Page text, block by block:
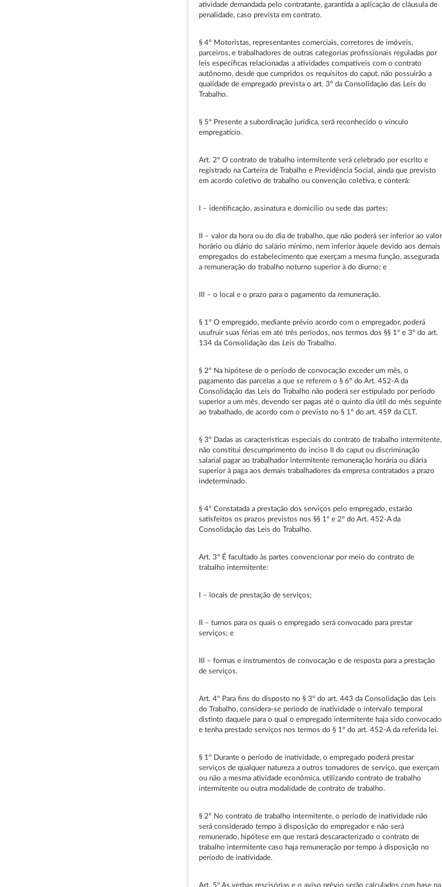
atividade demandada pelo contratante, garantida a aplicação de cláusula de
penalidade, caso prevista em contrato.
§ 4º Motoristas, representantes comerciais, corretores de imóveis,
parceiros, e trabalhadores de outras categorias profissionais reguladas por
leis específicas relacionadas a atividades compatíveis com o contrato
autônomo, desde que cumpridos os requisitos do caput, não possuirão a
qualidade de empregado prevista o art. 3º da Consolidação das Leis do
Trabalho.
§ 5º Presente a subordinação jurídica, será reconhecido o vínculo
empregatício.
Art. 2º O contrato de trabalho intermitente será celebrado por escrito e
registrado na Carteira de Trabalho e Previdência Social, ainda que previsto
em acordo coletivo de trabalho ou convenção coletiva, e conterá:
I – identificação, assinatura e domicílio ou sede das partes;
II – valor da hora ou do dia de trabalho, que não poderá ser inferior ao valor
horário ou diário do salário mínimo, nem inferior àquele devido aos demais
empregados do estabelecimento que exerçam a mesma função, assegurada
a remuneração do trabalho noturno superior à do diurno; e
III – o local e o prazo para o pagamento da remuneração.
§ 1º O empregado, mediante prévio acordo com o empregador, poderá
usufruir suas férias em até três períodos, nos termos dos §§ 1º e 3º do art.
134 da Consolidação das Leis do Trabalho.
§ 2º Na hipótese de o período de convocação exceder um mês, o
pagamento das parcelas a que se referem o § 6º do Art. 452-A da
Consolidação das Leis do Trabalho não poderá ser estipulado por período
superior a um mês, devendo ser pagas até o quinto dia útil do mês seguinte
ao trabalhado, de acordo com o previsto no § 1º do art. 459 da CLT.
§ 3º Dadas as características especiais do contrato de trabalho intermitente,
não constitui descumprimento do inciso II do caput ou discriminação
salarial pagar ao trabalhador intermitente remuneração horária ou diária
superior à paga aos demais trabalhadores da empresa contratados a prazo
indeterminado.
§ 4º Constatada a prestação dos serviços pelo empregado, estarão
satisfeitos os prazos previstos nos §§ 1º e 2º do Art. 452-A da
Consolidação das Leis do Trabalho.
Art. 3º É facultado às partes convencionar por meio do contrato de
trabalho intermitente:
I – locais de prestação de serviços;
II – turnos para os quais o empregado será convocado para prestar
serviços; e
III – formas e instrumentos de convocação e de resposta para a prestação
de serviços.
Art. 4º Para fins do disposto no § 3º do art. 443 da Consolidação das Leis
do Trabalho, considera-se período de inatividade o intervalo temporal
distinto daquele para o qual o empregado intermitente haja sido convocado
e tenha prestado serviços nos termos do § 1º do art. 452-A da referida lei.
§ 1º Durante o período de inatividade, o empregado poderá prestar
serviços de qualquer natureza a outros tomadores de serviço, que exerçam
ou não a mesma atividade econômica, utilizando contrato de trabalho
intermitente ou outra modalidade de contrato de trabalho.
§ 2º No contrato de trabalho intermitente, o período de inatividade não
será considerado tempo à disposição do empregador e não será
remunerado, hipótese em que restará descaracterizado o contrato de
trabalho intermitente caso haja remuneração por tempo à disposição no
período de inatividade.
Art. 5º As verbas rescisórias e o aviso prévio serão calculados com base na